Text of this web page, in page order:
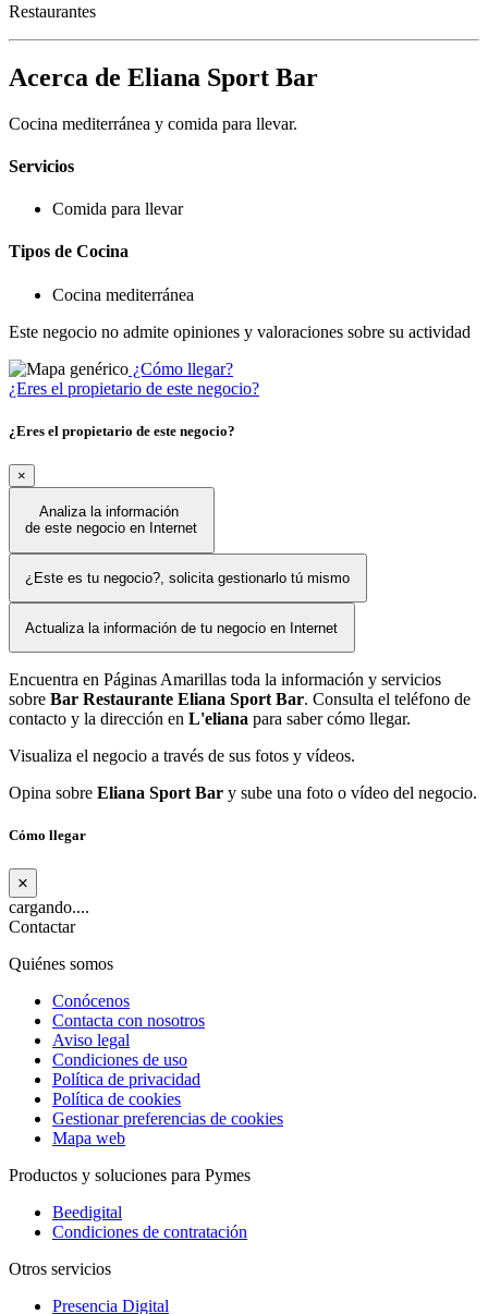
Restaurantes
Acerca de Eliana Sport Bar
Cocina mediterránea y comida para llevar.
Servicios
Comida para llevar
Tipos de Cocina
Cocina mediterránea
Este negocio no admite opiniones y valoraciones sobre su actividad
¿Cómo llegar?
¿Eres el propietario de este negocio?
¿Eres el propietario de este negocio?
×
Analiza la información
de este negocio en Internet
¿Este es tu negocio?, solicita gestionarlo tú mismo
Actualiza la información de tu negocio en Internet
Encuentra en Páginas Amarillas toda la información y servicios
sobre Bar Restaurante Eliana Sport Bar. Consulta el teléfono de
contacto y la dirección en L'eliana para saber cómo llegar.
Visualiza el negocio a través de sus fotos y vídeos.
Opina sobre Eliana Sport Bar y sube una foto o vídeo del negocio.
Cómo llegar
×
cargando....
Contactar
Quiénes somos
Conócenos
Contacta con nosotros
Aviso legal
Condiciones de uso
Política de privacidad
Política de cookies
Gestionar preferencias de cookies
Mapa web
Productos y soluciones para Pymes
Beedigital
Condiciones de contratación
Otros servicios
Presencia Digital